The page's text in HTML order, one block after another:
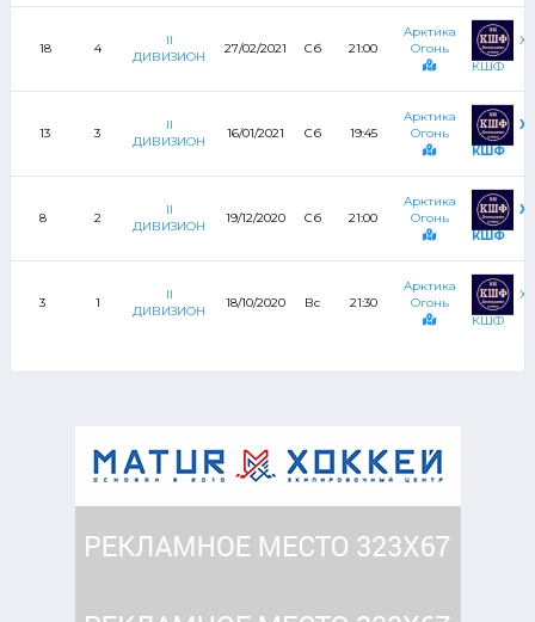
18 4
II
ДИВИЗИОН
27/02/2021 Сб 21:00
Арктика
Огонь
ХК
КШФ
13 3
II
ДИВИЗИОН
16/01/2021 Сб 19:45
Арктика
Огонь
ХК
КШФ
8 2
II
ДИВИЗИОН
19/12/2020 Сб 21:00
Арктика
Огонь
ХК
КШФ
3 1
II
ДИВИЗИОН
18/10/2020 Вс 21:30
Арктика
Огонь
ХК
КШФ